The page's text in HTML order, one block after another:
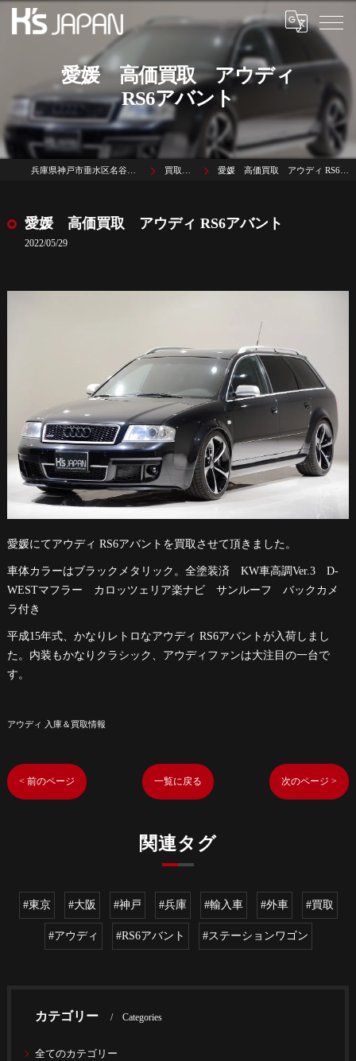
愛媛 高価買取 アウディ
RS6アバント
兵庫県神戸市垂水区名谷町1785-3 買取実績 愛媛 高価買取 アウディ RS6アバント
愛媛 高価買取 アウディ RS6アバント
2022/05/29
愛媛にてアウディ RS6アバントを買取させて頂きました。
車体カラーはブラックメタリック。全塗装済 KW車高調Ver.3 D-
WESTマフラー カロッツェリア楽ナビ サンルーフ バックカメ
ラ付き
平成15年式、かなりレトロなアウディ RS6アバントが入荷しまし
た。内装もかなりクラシック、アウディファンは大注目の一台で
す。
アウディ 入庫＆買取情報
< 前のページ 一覧に戻る 次のページ >
関連タグ
#東京 #大阪 #神戸 #兵庫 #輸入車 #外車 #買取
#アウディ #RS6アバント #ステーションワゴン
カテゴリー Categories
全てのカテゴリー